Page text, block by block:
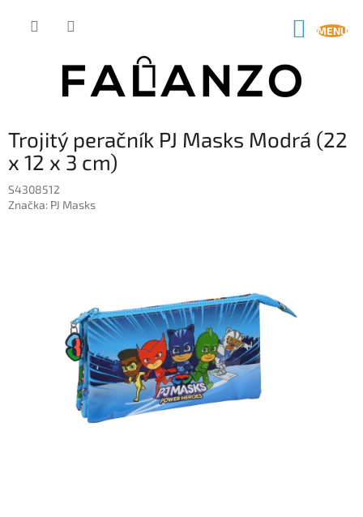
Trojitý peračník PJ Masks Modrá (22
x 12 x 3 cm)
S4308512
Značka: PJ Masks